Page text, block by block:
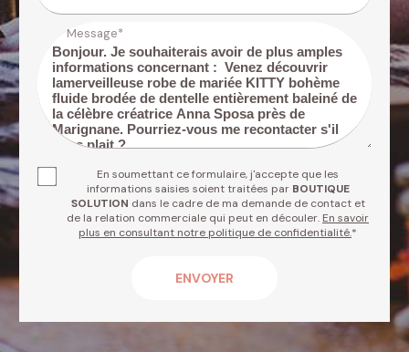
Message*
En soumettant ce formulaire, j'accepte que les
informations saisies soient traitées par BOUTIQUE
SOLUTION dans le cadre de ma demande de contact et
de la relation commerciale qui peut en découler. En savoir
plus en consultant notre politique de confidentialité.*